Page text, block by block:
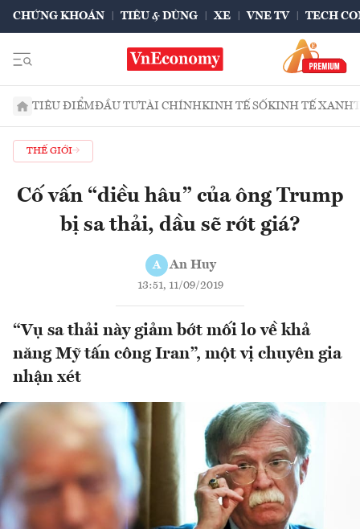
CHỨNG KHOÁN TIÊU & DÙNG XE VNE TV TECH
TIÊU ĐIỂMĐẦU TƯTÀI CHÍNHKINH TẾ SỐKINH TẾ XANH
THẾ GIỚI
Cố vấn “diều hâu” của ông Trump
bị sa thải, dầu sẽ rớt giá?
A An Huy
13:51, 11/09/2019
“Vụ sa thải này giảm bớt mối lo về khả
năng Mỹ tấn công Iran”, một vị chuyên gia
nhận xét